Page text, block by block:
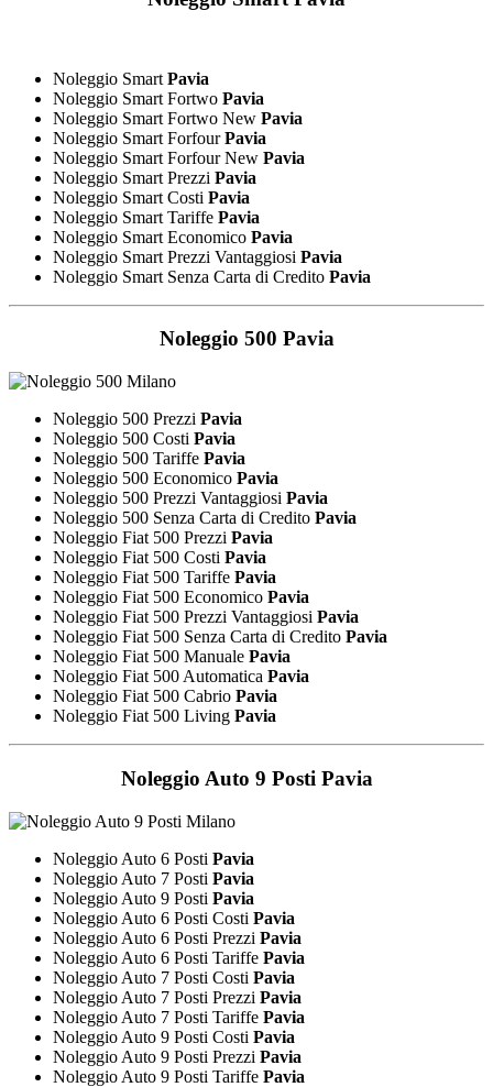
Noleggio Smart Pavia
Noleggio Smart Fortwo Pavia
Noleggio Smart Fortwo New Pavia
Noleggio Smart ForfourPavia
Noleggio Smart Forfour New Pavia
Noleggio Smart Prezzi Pavia
Noleggio Smart Costi Pavia
Noleggio Smart Tariffe Pavia
Noleggio Smart Economico Pavia
Noleggio Smart Prezzi Vantaggiosi Pavia
Noleggio Smart Senza Carta di Credito Pavia
Noleggio 500 Pavia
Noleggio 500 Prezzi Pavia
Noleggio 500 Costi Pavia
Noleggio 500 Tariffe Pavia
Noleggio 500 Economico Pavia
Noleggio 500 Prezzi Vantaggiosi Pavia
Noleggio 500 Senza Carta di Credito Pavia
Noleggio Fiat 500 Prezzi Pavia
Noleggio Fiat 500 Costi Pavia
Noleggio Fiat 500 Tariffe Pavia
Noleggio Fiat 500 Economico Pavia
Noleggio Fiat 500 Prezzi Vantaggiosi Pavia
Noleggio Fiat 500 Senza Carta di Credito Pavia
Noleggio Fiat 500 Manuale Pavia
Noleggio Fiat 500 Automatica Pavia
Noleggio Fiat 500 Cabrio Pavia
Noleggio Fiat 500 Living Pavia
Noleggio Auto 9 Posti Pavia
Noleggio Auto 6 Posti Pavia
Noleggio Auto 7 Posti Pavia
Noleggio Auto 9 Posti Pavia
Noleggio Auto 6 Posti Costi Pavia
Noleggio Auto 6 Posti Prezzi Pavia
Noleggio Auto 6 Posti Tariffe Pavia
Noleggio Auto 7 Posti Costi Pavia
Noleggio Auto 7 Posti Prezzi Pavia
Noleggio Auto 7 Posti Tariffe Pavia
Noleggio Auto 9 Posti Costi Pavia
Noleggio Auto 9 Posti Prezzi Pavia
Noleggio Auto 9 Posti Tariffe Pavia